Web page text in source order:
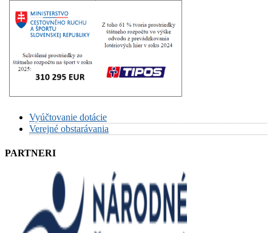
Vyúčtovanie dotácie
Verejné obstarávania
PARTNERI